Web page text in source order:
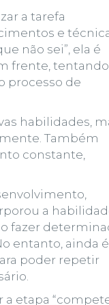
a tarefa
e
não sei”, ela é
frente, tentando
processo de
habilidades,
Também
constante,
a
fazer
entanto, ainda é
poder repetir
a etapa